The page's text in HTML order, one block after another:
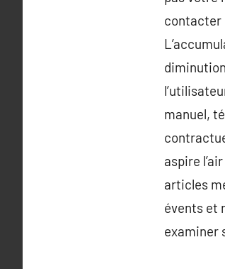
contacter
manuel,
aspire
articles
évents et
examiner